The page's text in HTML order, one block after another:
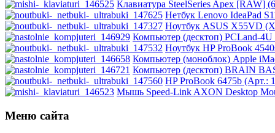
Клавиатура SteelSeries Apex [RAW]
Нетбук Lenovo IdeaPad
Ноутбук ASUS X55VD
Компьютер (десктоп) PCLand-
Ноутбук HP ProBook
Компьютер (моноблок) Apple
Компьютер (десктоп) BRAIN
HP ProBook 6475b (Арт.:
Мышь Speed-Link AXON Desktop
Меню сайта